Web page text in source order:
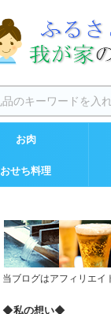
お肉
おせち料理
当ブログはアフィリエイ
◆私の想い◆